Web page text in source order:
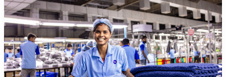
de
discussion
sur
le
travail
sont